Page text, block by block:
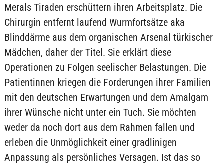
Merals Tiraden erschüttern ihren Arbeitsplatz. Die
Chirurgin entfernt laufend Wurmfortsätze aka
Blinddärme aus dem organischen Arsenal türkischer
Mädchen, daher der Titel. Sie erklärt diese
Operationen zu Folgen seelischer Belastungen. Die
Patientinnen kriegen die Forderungen ihrer Familien
mit den deutschen Erwartungen und dem Amalgam
ihrer Wünsche nicht unter ein Tuch. Sie möchten
weder da noch dort aus dem Rahmen fallen und
erleben die Unmöglichkeit einer gradlinigen
Anpassung als persönliches Versagen. Ist das so